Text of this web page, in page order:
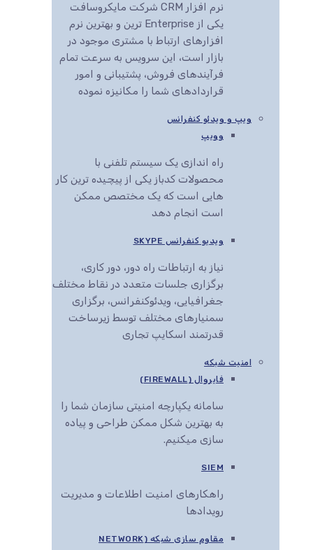
نرم افزار CRM شرکت مایکروسافت
یکی از Enterprise ترین و بهترین نرم
افزارهای ارتباط با مشتری موجود در
بازار است، این سرویس به سرعت تمام
فرآیندهای فروش، پشتیبانی و امور
قراردادهای شما را مکانیزه نموده
ویپ و ویدئو کنفرانس
وویپ
راه اندازی یک سیستم تلفنی با
محصولات کدباز یکی از پیچیده ترین کار
هایی است که یک مختصص ممکن
است انجام دهد
ویدیو کنفرانس SKYPE
نیاز به ارتباطات راه دور، دور کاری،
برگزاری جلسات متعدد در نقاط مختلف
جغرافیایی، ویدئوکنفرانس، برگزاری
سمنیارهای مختلف توسط زیرساخت
قدرتمند اسکایپ تجاری
امنیت شبکه
فایروال (FIREWALL)
سامانه یکپارچه امنیتی سازمان شما را
به بهترین شکل ممکن طراحی و پیاده
سازی میکنیم.
SIEM
راهکارهای امنیت اطلاعات و مدیریت
رویدادها
مقاوم سازی شبکه (NETWORK